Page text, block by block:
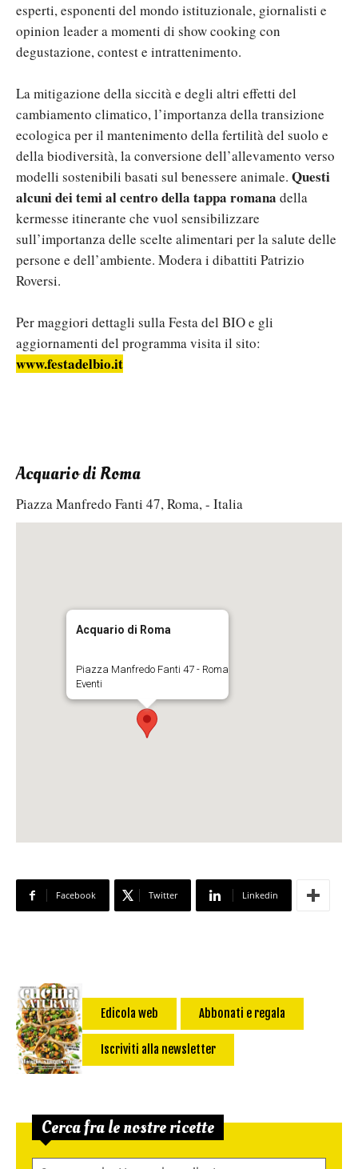
esperti, esponenti del mondo istituzionale, giornalisti e
opinion leader a momenti di show cooking con
degustazione, contest e intrattenimento.
La mitigazione della siccità e degli altri effetti del
cambiamento climatico, l’importanza della transizione
ecologica per il mantenimento della fertilità del suolo e
della biodiversità, la conversione dell’allevamento verso
modelli sostenibili basati sul benessere animale. Questi
alcuni dei temi al centro della tappa romana della
kermesse itinerante che vuol sensibilizzare
sull’importanza delle scelte alimentari per la salute delle
persone e dell’ambiente. Modera i dibattiti Patrizio
Roversi.
Per maggiori dettagli sulla Festa del BIO e gli
aggiornamenti del programma visita il sito:
www.festadelbio.it
Acquario di Roma
Piazza Manfredo Fanti 47, Roma, - Italia
Acquario di Roma
Piazza Manfredo Fanti 47 - Roma
Eventi
Facebook Twitter Linkedin
Edicola web Abbonati e regala
Iscriviti alla newsletter
Cerca fra le nostre ricette